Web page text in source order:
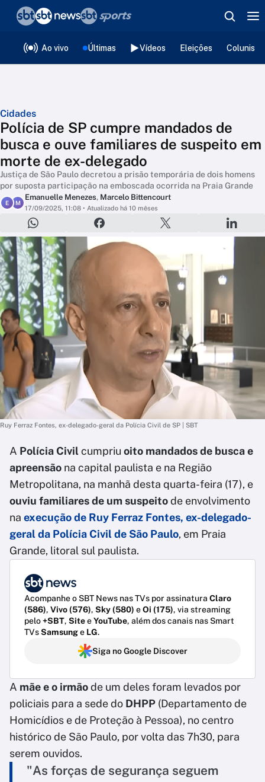
Ao vivo Últimas Vídeos Eleições
Cidades
Polícia de SP cumpre mandados de
busca e ouve familiares de suspeito em
morte de ex-delegado
Justiça de São Paulo decretou a prisão temporária de dois homens
por suposta participação na emboscada ocorrida na Praia Grande
E M
Emanuelle Menezes, Marcelo Bittencourt
17/09/2025, 11:08 • Atualizado há 10 mêses
Ruy Ferraz Fontes, ex-delegado-geral da Polícia Civil de SP | SBT
A Polícia Civilcumpriu oito mandados de busca e
apreensão na capital paulista e na Região
Metropolitana, na manhã desta quarta-feira (17), e
ouviu familiares de um suspeitode envolvimento
na execução de Ruy Ferraz Fontes, ex-delegado-
geral da Polícia Civil de São Paulo, em Praia
Grande, litoral sul paulista.
Acompanhe o SBT News nas TVs por assinatura Claro
(586), Vivo (576), Sky (580) eOi (175), via streaming
pelo+SBT, SiteeYouTube, além dos canais nas Smart
TVsSamsunge LG.
Siga no Google Discover
A mãe e o irmãode um deles foram levados por
policiais para a sede do DHPP (Departamento de
Homicídios e de Proteção à Pessoa), no centro
histórico de São Paulo, por volta das 7h30, para
serem ouvidos.
"As forças de segurança seguem
❮voltar
Editorias